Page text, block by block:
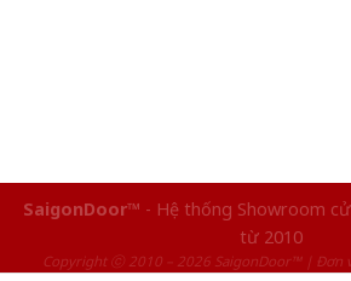
SaigonDoor™ - Hệ thống Showroom
từ 2010
Copyright ⓒ 2010 – 2026 SaigonDoor™ | Đơn